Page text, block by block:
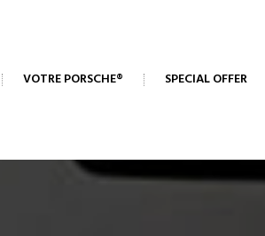
VOTRE PORSCHE® SPECIAL OFFER